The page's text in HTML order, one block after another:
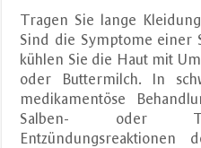
Tragen Sie lange
Sind die Symptome einer
kühlen Sie die Haut mit
oder Buttermilch. In
medikamentöse
Salben- oder